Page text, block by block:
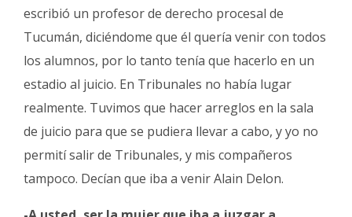
escribió un profesor de derecho procesal de
Tucumán, diciéndome que él quería venir con todos
los alumnos, por lo tanto tenía que hacerlo en un
estadio al juicio. En Tribunales no había lugar
realmente. Tuvimos que hacer arreglos en la sala
de juicio para que se pudiera llevar a cabo, y yo no
permití salir de Tribunales, y mis compañeros
tampoco. Decían que iba a venir Alain Delon.